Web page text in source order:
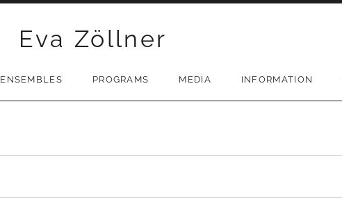
Eva Zöllner
ENSEMBLES PROGRAMS MEDIA INFORMATION